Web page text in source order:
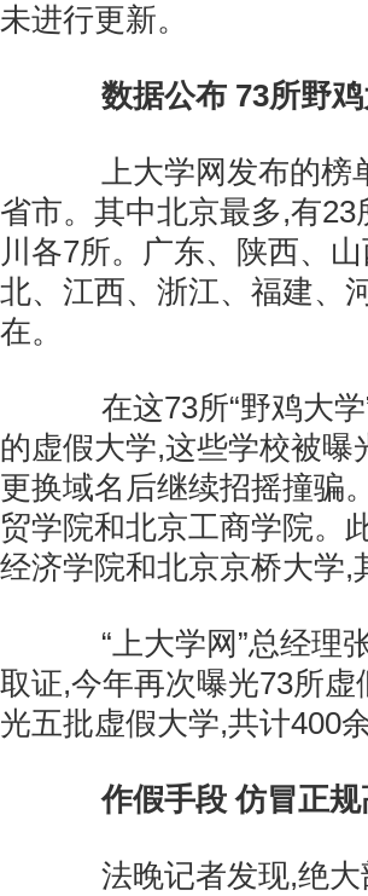
未进行更新。
数据公布 73所野
上大学网发布的榜
省市。其中北京最多,有
川各7所。广东、陕西、
北、江西、浙江、福建、
在。
在这73所“野鸡大学
的虚假大学,这些学校被
更换域名后继续招摇撞骗
贸学院和北京工商学院。
经济学院和北京京桥大学,
“上大学网”总经理
取证,今年再次曝光73所
光五批虚假大学,共计400余
作假手段 仿冒正
法晚记者发现,绝大